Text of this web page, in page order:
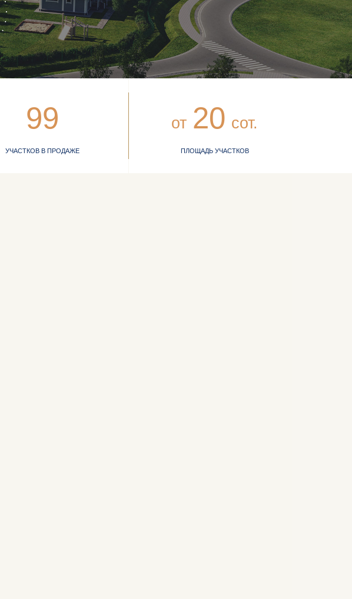
99
УЧАСТКОВ В ПРОДАЖЕ
от 20 сот.
ПЛОЩАДЬ УЧАСТКОВ